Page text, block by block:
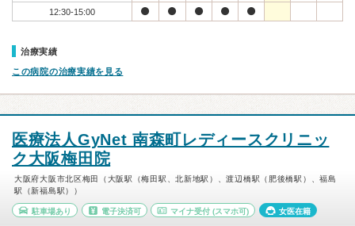
12:30-15:00
治療実績
この病院の治療実績を見る
医療法人GyNet 南森町レディースクリニッ
ク大阪梅田院
大阪府大阪市北区梅田（大阪駅（梅田駅、北新地駅）、渡辺橋駅（肥後橋駅）、福島
駅（新福島駅））
駐車場あり 電子決済可 マイナ受付 (スマホ可) 女医在籍